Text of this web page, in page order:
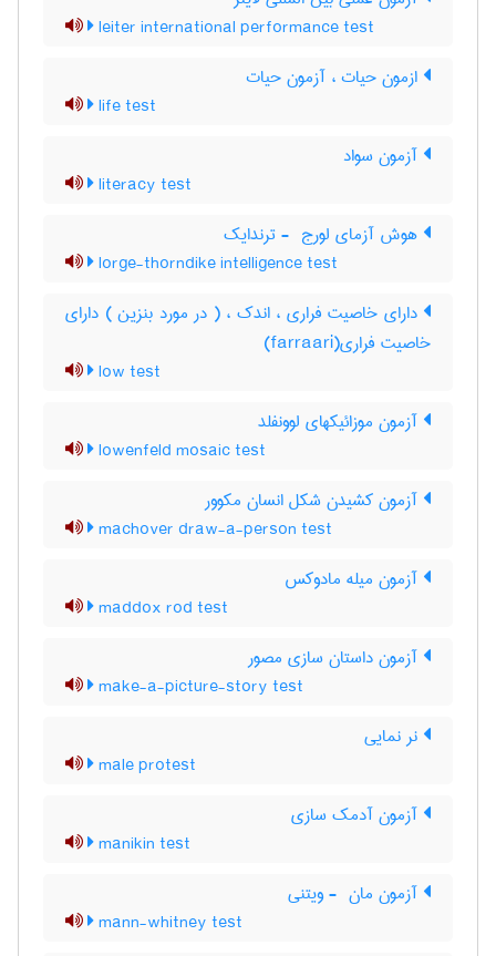
leiter international performance test
ازمون حیات ، آزمون حیات
life test
آزمون سواد
literacy test
هوش آزمای لورج ‎ - ترندایک
lorge-thorndike intelligence test
دارای خاصیت فراری ، اندک ، ( در مورد بنزین ) دارای
خاصیت فراری(farraari)
low test
آزمون موزائیکهای لوونفلد
lowenfeld mosaic test
آزمون کشیدن شکل انسان مکوور
machover draw-a-person test
آزمون میله مادوکس
maddox rod test
آزمون داستان سازی مصور
make-a-picture-story test
نر نمایی
male protest
آزمون آدمک سازی
manikin test
آزمون مان ‎ - ویتنی
mann-whitney test